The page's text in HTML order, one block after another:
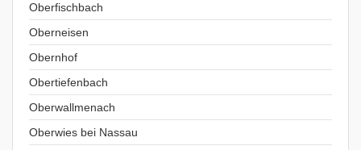
Oberfischbach
Oberneisen
Obernhof
Obertiefenbach
Oberwallmenach
Oberwies bei Nassau